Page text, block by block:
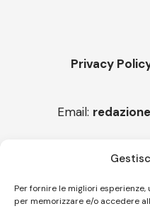
Per fornire le migliori
per memorizzare e/o accedere
Privacy
Email:
“Armonie d’arte”